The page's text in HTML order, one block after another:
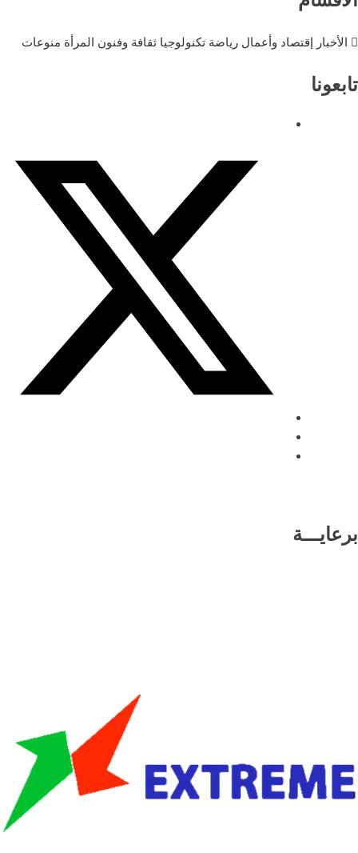
الأخبار إقتصاد وأعمال رياضة تكنولوجيا ثقافة وفنون المرأة منوعات
تابعونا
برعايـــة